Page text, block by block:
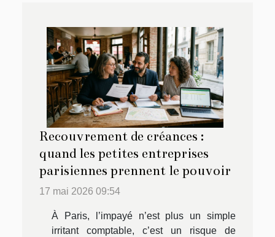
Recouvrement de créances :
quand les petites entreprises
parisiennes prennent le pouvoir
17 mai 2026 09:54
À Paris, l’impayé n’est plus un simple
irritant comptable, c’est un risque de